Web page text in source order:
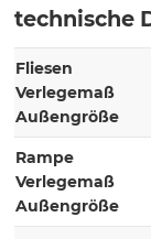
technische
Fliesen
Verlegemaß
Außengröße
Rampe
Verlegemaß
Außengröße